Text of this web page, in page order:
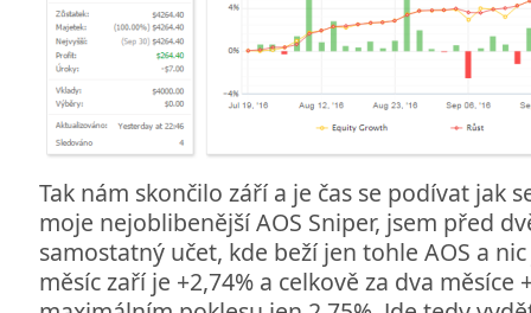
Tak nám skončilo září a je čas se podívat jak
moje nejoblibenější AOS Sniper, jsem před
samostatný učet, kde beží jen tohle AOS a
měsíc zaří je +2,74% a celkově za dva měsíce